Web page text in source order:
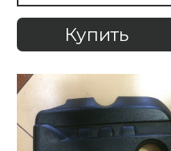
Купить